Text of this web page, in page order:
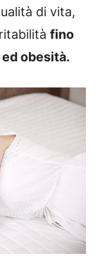
di vita,
fino
obesità.